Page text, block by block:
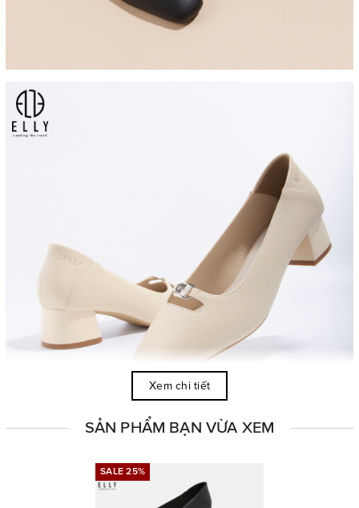
Xem chi tiết
SẢN PHẨM BẠN VỪA XEM
SALE 25%
SALE 25%